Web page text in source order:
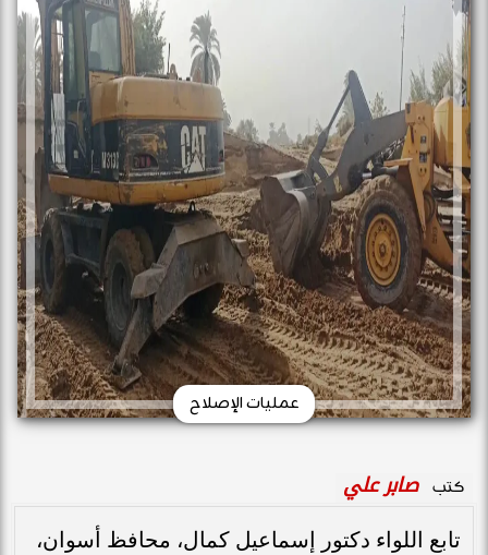
عمليات الإصلاح
كتب صابر علي
تابع اللواء دكتور إسماعيل كمال، محافظ أسوان،